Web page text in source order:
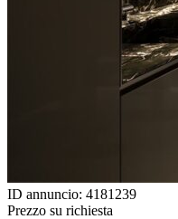
ID annuncio: 4181239
Prezzo su richiesta